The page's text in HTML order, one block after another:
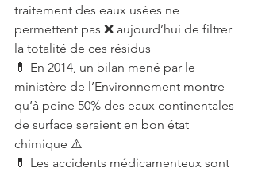
traitement des eaux usées ne
permettent pas ❌ aujourd’hui de filtrer
la totalité de ces résidus
💊 En 2014, un bilan mené par le
ministère de l’Environnement montre
qu’à peine 50% des eaux continentales
de surface seraient en bon état
chimique ⚠️
💊 Les accidents médicamenteux sont